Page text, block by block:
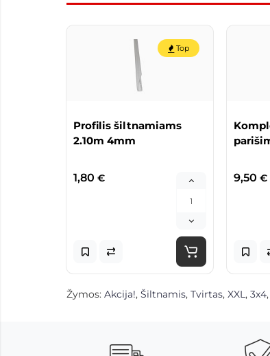
Top
Profilis šiltnamiams
2.10m 4mm
1,80 € 9,50 €
Žymos: Akcija!, Šiltnamis, Tvirtas, XXL, 3x4,